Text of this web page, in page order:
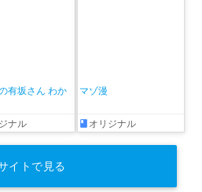
有坂さん わか
ナル
マゾ漫
オリジナル
イトで見る